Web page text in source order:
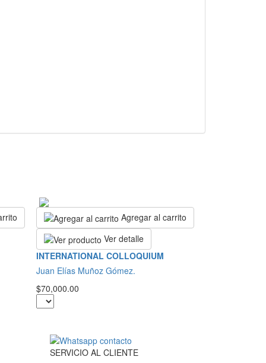
Agregar al carrito
Ver detalle
INTERNATIONAL COLLOQUIUM
Juan Elías Muñoz Gómez.
$70,000.00
SERVICIOAL CLIENTE